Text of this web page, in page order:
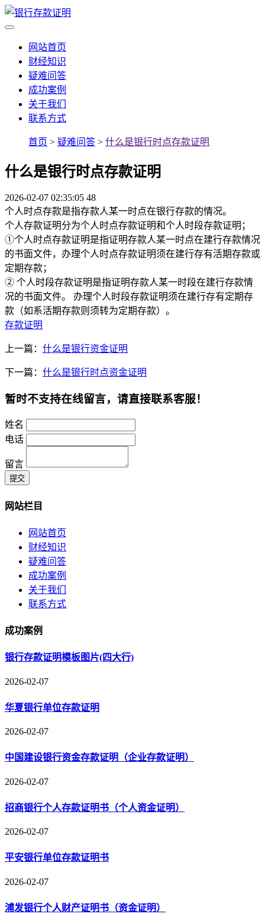
网站首页
财经知识
疑难问答
成功案例
关于我们
联系方式
首页 > 疑难问答 > 什么是银行时点存款证明
什么是银行时点存款证明
2026-02-07 02:35:05 48
个人时点存款是指存款人某一时点在银行存款的情况。
个人存款证明分为个人时点存款证明和个人时段存款证明；
①个人时点存款证明是指证明存款人某一时点在建行存款情况
的书面文件，办理个人时点存款证明须在建行存有活期存款或
定期存款；
② 个人时段存款证明是指证明存款人某一时段在建行存款情
况的书面文件。 办理个人时段存款证明须在建行存有定期存
款（如系活期存款则须转为定期存款）。
存款证明
上一篇： 什么是银行资金证明
下一篇： 什么是银行时点资金证明
暂时不支持在线留言，请直接联系客服！
姓名
电话
留言
提交
网站栏目
网站首页
财经知识
疑难问答
成功案例
关于我们
联系方式
成功案例
银行存款证明模板图片(四大行)
2026-02-07
华夏银行单位存款证明
2026-02-07
中国建设银行资金存款证明（企业存款证明）
2026-02-07
招商银行个人存款证明书（个人资金证明）
2026-02-07
平安银行单位存款证明书
2026-02-07
浦发银行个人财产证明书（资金证明）